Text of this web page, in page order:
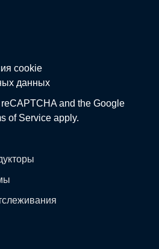
сookie
данных
and the Google
of Service apply.